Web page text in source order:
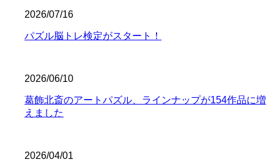
2026/07/16
パズル脳トレ検定がスタート！
2026/06/10
葛飾北斎のアートパズル、ラインナップが154作品に増
えました
2026/04/01